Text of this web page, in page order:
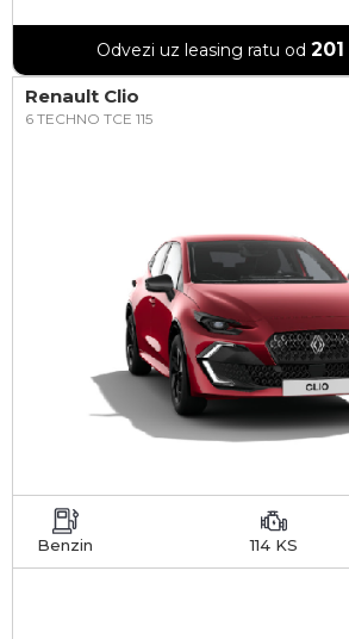
Odvezi uz leasing ratu od 201
Renault Clio
6 TECHNO TCE 115
Benzin 114 KS